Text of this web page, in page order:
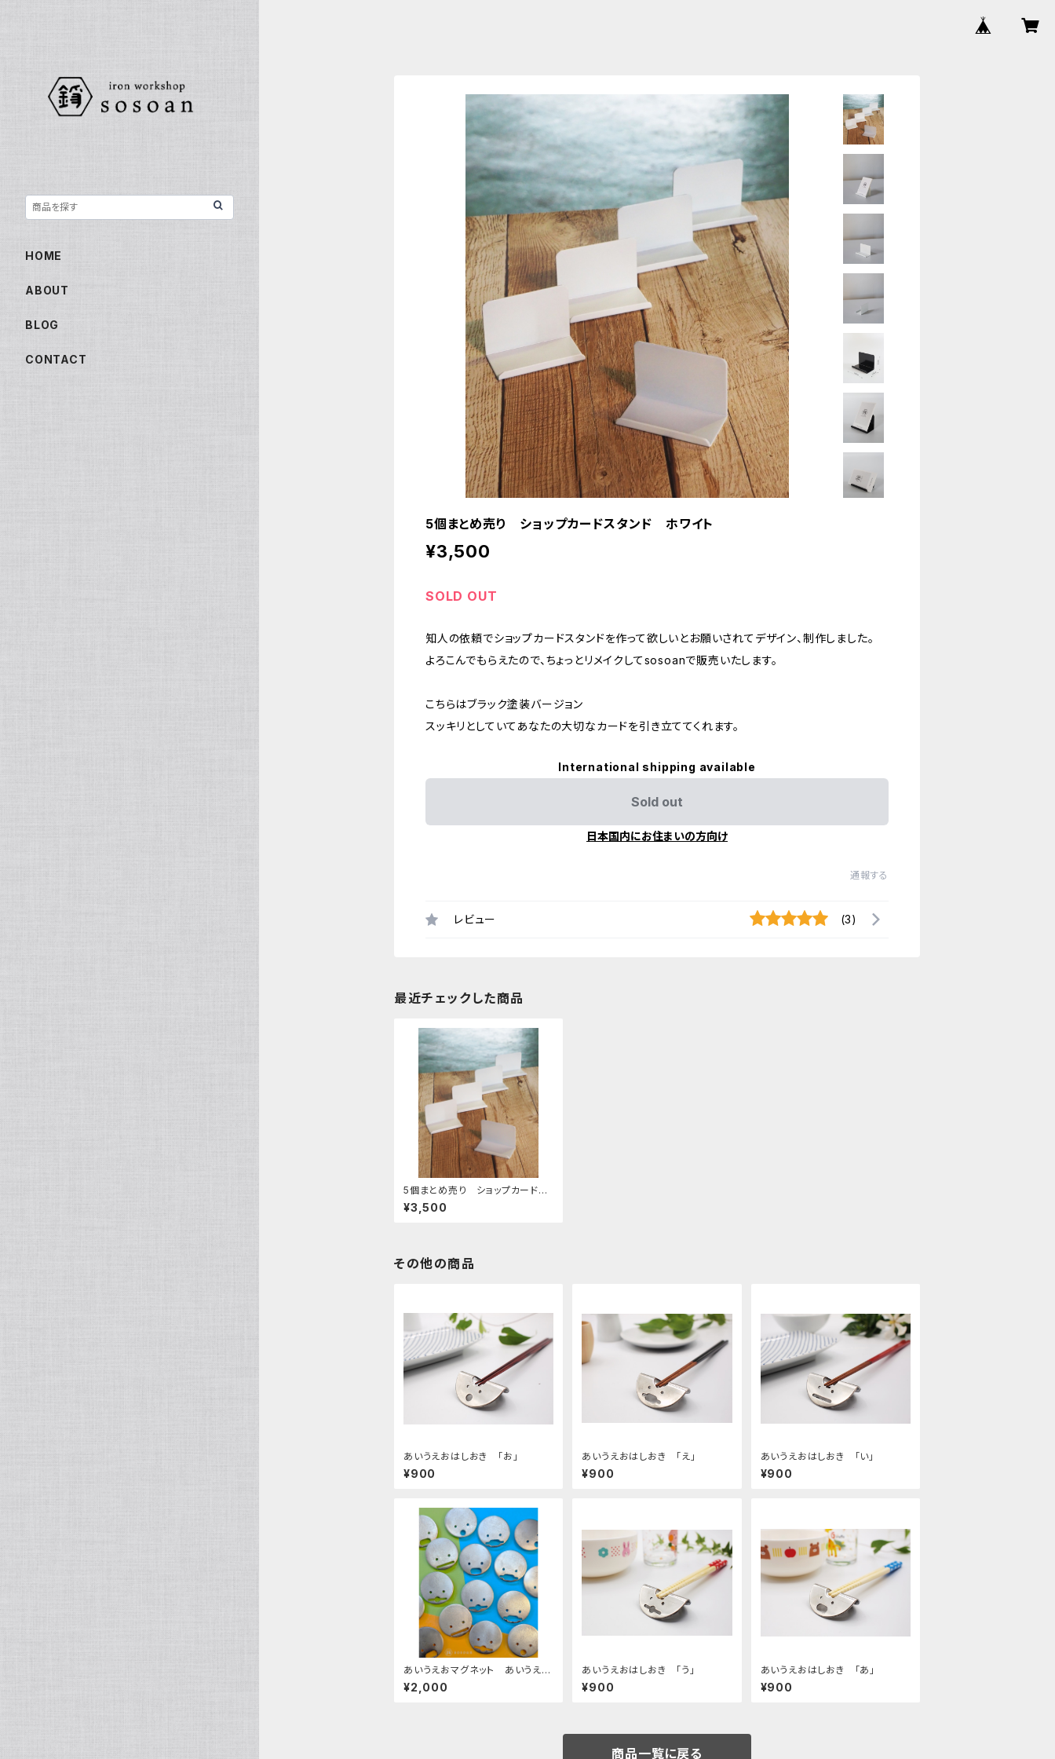
5個まとめ売り ショップカードスタンド ホワイト
¥3,500
SOLD OUT
知人の依頼でショップカードスタンドを作って欲しいとお願いされてデザイン、制作しました。
よろこんでもらえたので、ちょっとリメイクしてsosoanで販売いたします。
こちらはブラック塗装バージョン
スッキリとしていてあなたの大切なカードを引き立ててくれます。
International shipping available
Sold out
日本国内にお住まいの方向け
通報する
レビュー (3)
最近チェックした商品
5個まとめ売り ショップカードス
タンド ホワイト
¥3,500
その他の商品
あいうえおはしおき 「お」
¥900
あいうえおはしおき 「え」
¥900
あいうえおはしおき 「い」
¥900
あいうえおマグネット あいうえお
各１パッケージ
¥2,000
あいうえおはしおき 「う」
¥900
あいうえおはしおき 「あ」
¥900
商品一覧に戻る
HOME
ABOUT
BLOG
CONTACT